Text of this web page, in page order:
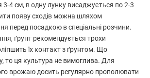
3-4 см, в одну лунку висаджується по 2-3
появу сходів можна шляхом
перед посадкою в спеціальні розчини.
ґрунт рекомендується трохи
їх контакт з ґрунтом. Що
то ця культура не вимоглива. Для
врожаю досить регулярно прополювати